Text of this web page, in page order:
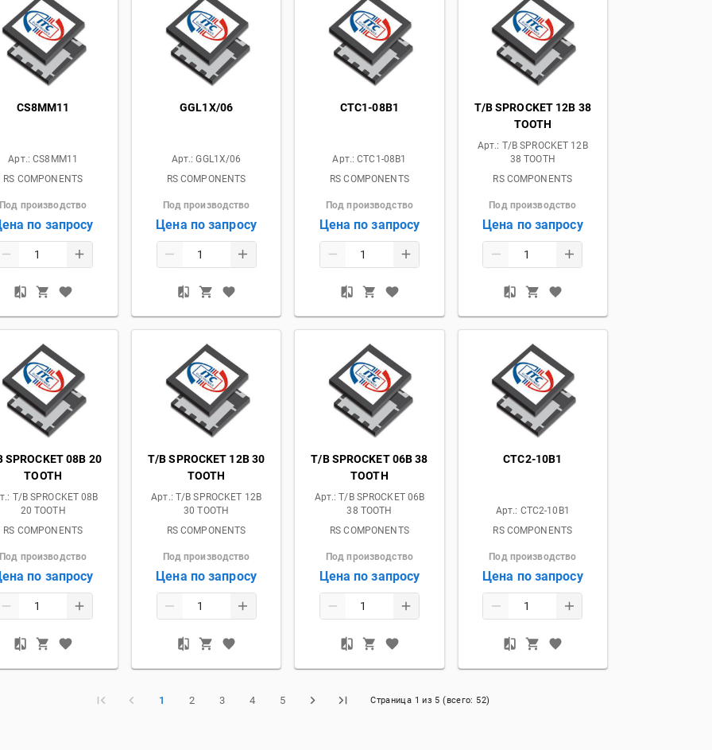
CS8MM11
Арт.:CS8MM11
RS COMPONENTS
Под производство
по запросу
GGL1X/06
Арт.:GGL1X/06
RS COMPONENTS
Под производство
Цена по запросу
CTC1-08B1
Арт.:CTC1-08B1
RS COMPONENTS
Под производство
Цена по запросу
T/B SPROCKET 12B 38
TOOTH
Арт.: T/B SPROCKET 12B
38 TOOTH
RS COMPONENTS
Под производство
Цена по запросу
SPROCKET 08B 20
TOOTH
T/B SPROCKET 08B
20 TOOTH
RS COMPONENTS
Под производство
по запросу
T/B SPROCKET 12B 30
TOOTH
Арт.: T/B SPROCKET 12B
30 TOOTH
RS COMPONENTS
Под производство
Цена по запросу
T/B SPROCKET 06B 38
TOOTH
Арт.:T/B SPROCKET 06B
38 TOOTH
RS COMPONENTS
Под производство
Цена по запросу
CTC2-10B1
Арт.: CTC2-10B1
RS COMPONENTS
Под производство
Цена по запросу
1 2 3 4 5 Страница 1 из 5 (всего: 52)